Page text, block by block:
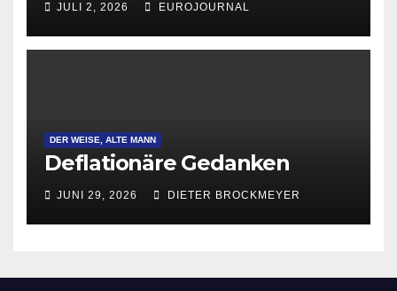
JULI 2, 2026 EUROJOURNAL
DER WEISE, ALTE MANN
Deflationäre Gedanken
JUNI 29, 2026 DIETER BROCKMEYER